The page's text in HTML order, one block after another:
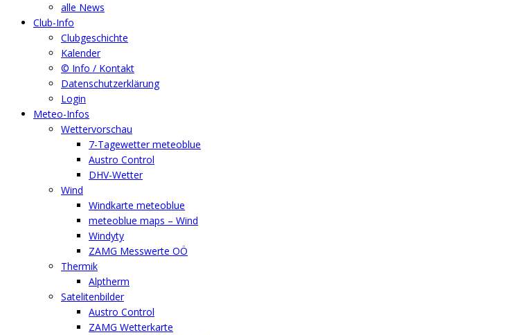
alle News
Club-Info
Clubgeschichte
Kalender
© Info / Kontakt
Datenschutzerklärung
Login
Meteo-Infos
Wettervorschau
7-Tagewetter meteoblue
Austro Control
DHV-Wetter
Wind
Windkarte meteoblue
meteoblue maps – Wind
Windyty
ZAMG Messwerte OÖ
Thermik
Alptherm
Satelitenbilder
Austro Control
ZAMG Wetterkarte